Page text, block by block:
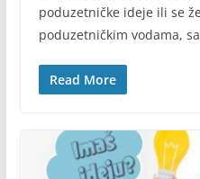
poduzetničke ideje ili se
poduzetničkim vodama,
Read More